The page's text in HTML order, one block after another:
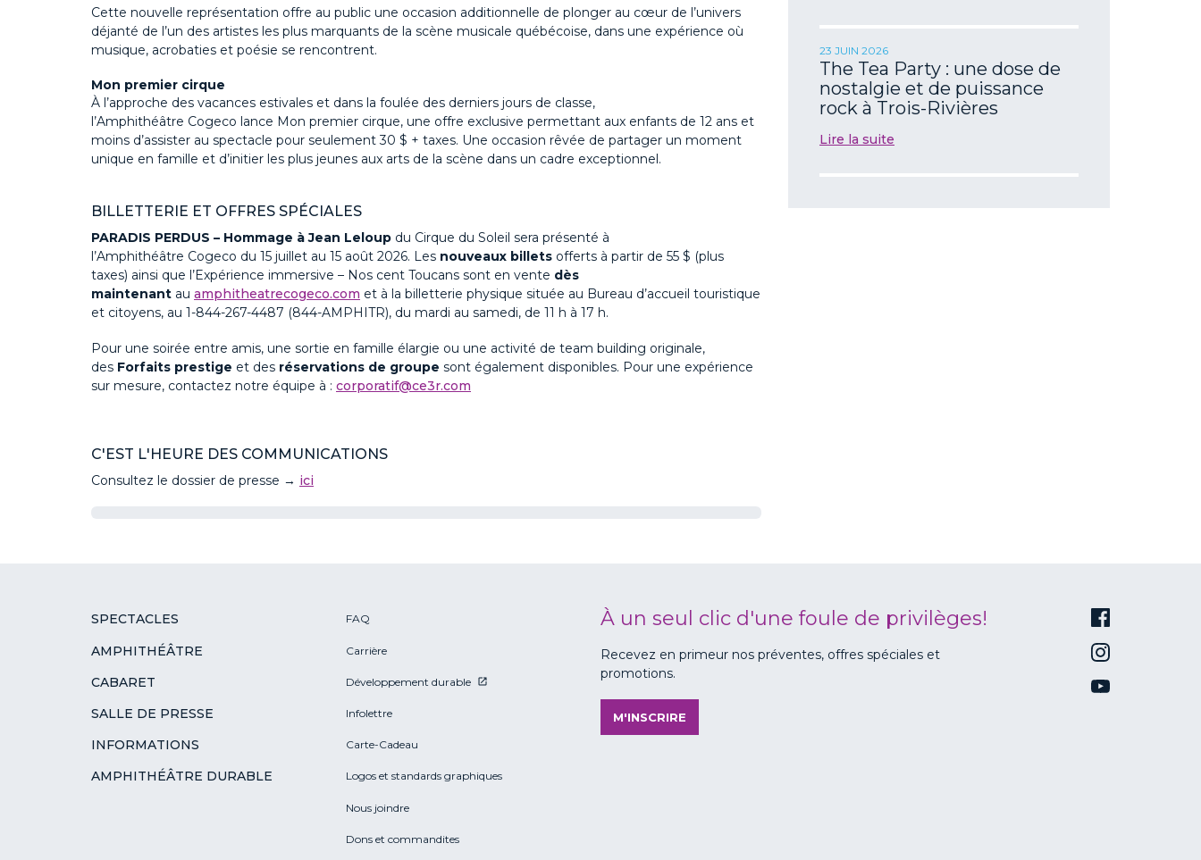
Cette nouvelle représentation offre au public une occasion additionnelle de plonger au cœur de l’univers
déjanté de l’un des artistes les plus marquants de la scène musicale québécoise, dans une expérience où
musique, acrobaties et poésie se rencontrent.
Mon premier cirque
À l’approche des vacances estivales et dans la foulée des derniers jours de classe,
l’Amphithéâtre Cogeco lance Mon premier cirque, une offre exclusive permettant aux enfants de 12 ans et
moins d’assister au spectacle pour seulement30 $ + taxes. Une occasion rêvée de partager un moment
unique en famille et d’initier les plus jeunes aux arts de la scène dans un cadre exceptionnel.
BILLETTERIE ET OFFRES SPÉCIALES
PARADIS PERDUS – Hommage à Jean Leloup du Cirque du Soleil sera présenté à
l’Amphithéâtre Cogeco du 15 juillet au 15 août 2026. Les nouveaux billets offerts à partir de 55 $ (plus
taxes) ainsi que l’Expérience immersive – Nos cent Toucans sont en vente dès
maintenant au amphitheatrecogeco.com et à la billetterie physique située au Bureau d’accueil touristique
et citoyens, au 1-844-267-4487 (844-AMPHITR), du mardi au samedi, de 11 h à 17 h.
Pour une soirée entre amis, une sortie en famille élargie ou une activité de team building originale,
des Forfaits prestige et des réservations de groupe sont également disponibles. Pour une expérience
sur mesure, contactez notre équipe à : corporatif@ce3r.com
C'EST L'HEURE DES COMMUNICATIONS
Consultez le dossier de presse → ici
23 JUIN 2026
The Tea Party : une dose de
nostalgie et de puissance
rock à Trois-Rivières
Lire la suite
SPECTACLES
AMPHITHÉÂTRE
CABARET
SALLE DE PRESSE
INFORMATIONS
AMPHITHÉÂTRE DURABLE
FAQ
Carrière
Développement durable
Infolettre
Carte-Cadeau
Logos et standards graphiques
Nous joindre
Dons et commandites
À un seul clic d'une foule de privilèges!
Recevez en primeur nos préventes, offres spéciales et
promotions.
M'INSCRIRE